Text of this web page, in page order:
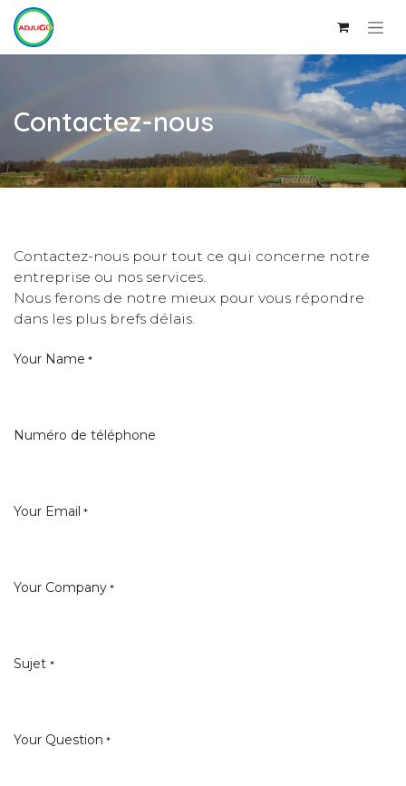
Se rendre au contenu
Contactez-nous
Contactez-nous pour tout ce qui concerne notre
entreprise ou nos services.
Nous ferons de notre mieux pour vous répondre
dans les plus brefs délais.
Your Name *
Numéro de téléphone
Your Email *
Your Company *
Sujet *
Your Question *